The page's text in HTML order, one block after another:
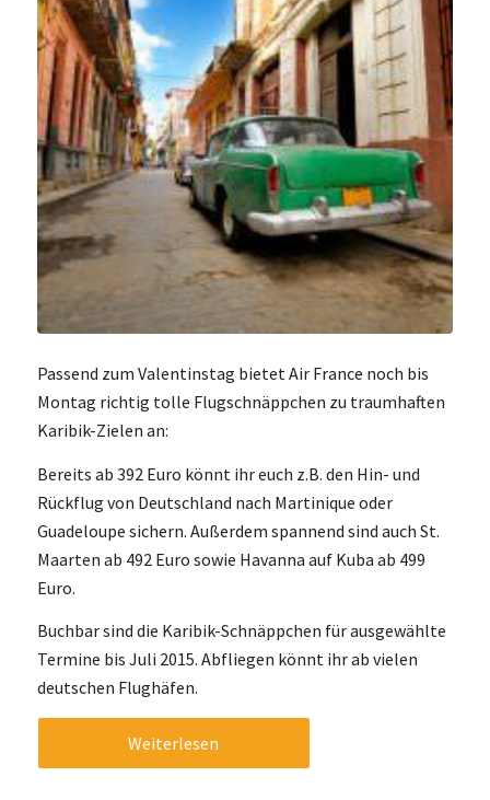
Passend zum Valentinstag bietet Air France noch bis
Montag richtig tolle Flugschnäppchen zu traumhaften
Karibik-Zielen an:
Bereits ab 392 Euro könnt ihr euch z.B. den Hin- und
Rückflug von Deutschland nach Martinique oder
Guadeloupe sichern. Außerdem spannend sind auch St.
Maarten ab 492 Euro sowie Havanna auf Kuba ab 499
Euro.
Buchbar sind die Karibik-Schnäppchen für ausgewählte
Termine bis Juli 2015. Abfliegen könnt ihr ab vielen
deutschen Flughäfen.
Weiterlesen